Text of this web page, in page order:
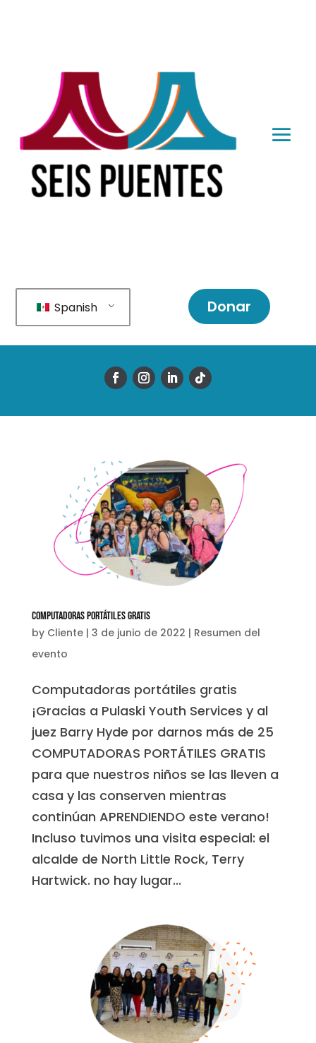
Spanish Donar
Computadoras portátiles gratis
by Cliente| 3 de junio de 2022 | Resumen del
evento
Computadoras portátiles gratis
¡Gracias a Pulaski Youth Services y al
juez Barry Hyde por darnos más de 25
COMPUTADORAS PORTÁTILES GRATIS
para que nuestros niños se las lleven a
casa y las conserven mientras
continúan APRENDIENDO este verano!
Incluso tuvimos una visita especial: el
alcalde de North Little Rock, Terry
Hartwick. no hay lugar...